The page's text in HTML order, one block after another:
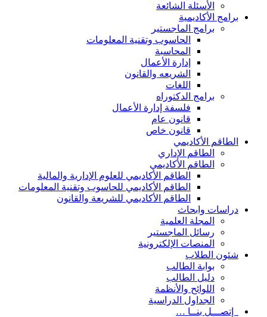
الأسئلة الشائعة
برامج الأكاديمية
برامج الماجستير
الحاسوب وتقنية المعلومات
المحاسبة
إدارة الأعمال
الشريعه والقانون
اللغات
برامج الدكتوراه
فلسفة إدارة الأعمال
قانون عام
قانون خاص
الطاقم الأكاديمي
الطاقم الإداري
الطاقم الأكاديمي
الطاقم الأكاديمي للعلوم الإدارية والمالية
الطاقم الأكاديمي للحاسوب وتقنية المعلومات
الطاقم الأكاديمي للشريعة والقانون
دراسات وابحاث
المجلة العلمية
رسائل الماجستير
المنصات الإلكترونية
شئون الطلاب
بوابة الطالب
دليل الطالب
اللوائح والأنظمة
الجداول الدراسية
إتصـــل بنــا …